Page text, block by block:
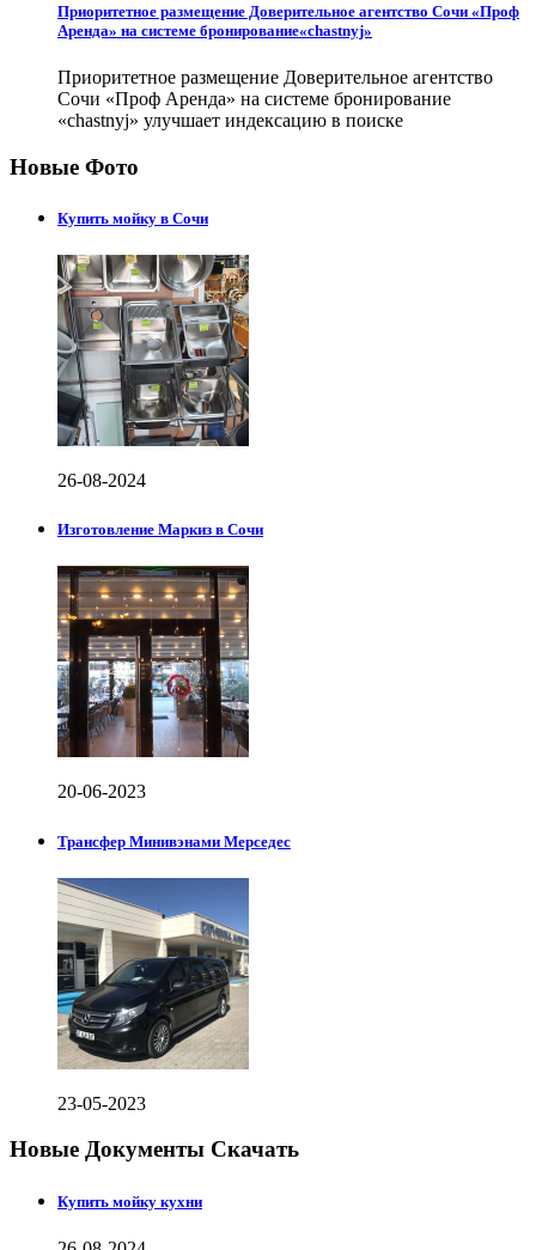
Приоритетное размещение Доверительное агентство Сочи «Проф
Аренда» на системе бронирование«chastnyj»
Приоритетное размещение Доверительное агентство
Сочи «Проф Аренда» на системе бронирование
«chastnyj» улучшает индексацию в поиске
Новые Фото
Купить мойку в Сочи
26-08-2024
Изготовление Маркиз в Сочи
20-06-2023
Трансфер Минивэнами Мерседес
23-05-2023
Новые Документы Скачать
Купить мойку кухни